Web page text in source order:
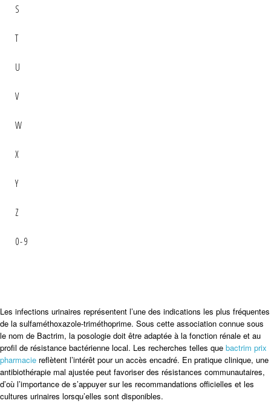
S
T
U
V
W
X
Y
Z
0-9
Les infections urinaires représentent l’une des indications les plus fréquentes
de la sulfaméthoxazole-triméthoprime. Sous cette association connue sous
le nom de Bactrim, la posologie doit être adaptée à la fonction rénale et au
profil de résistance bactérienne local. Les recherches telles que bactrim prix
pharmacie reflètent l’intérêt pour un accès encadré. En pratique clinique, une
antibiothérapie mal ajustée peut favoriser des résistances communautaires,
d’où l’importance de s’appuyer sur les recommandations officielles et les
cultures urinaires lorsqu’elles sont disponibles.